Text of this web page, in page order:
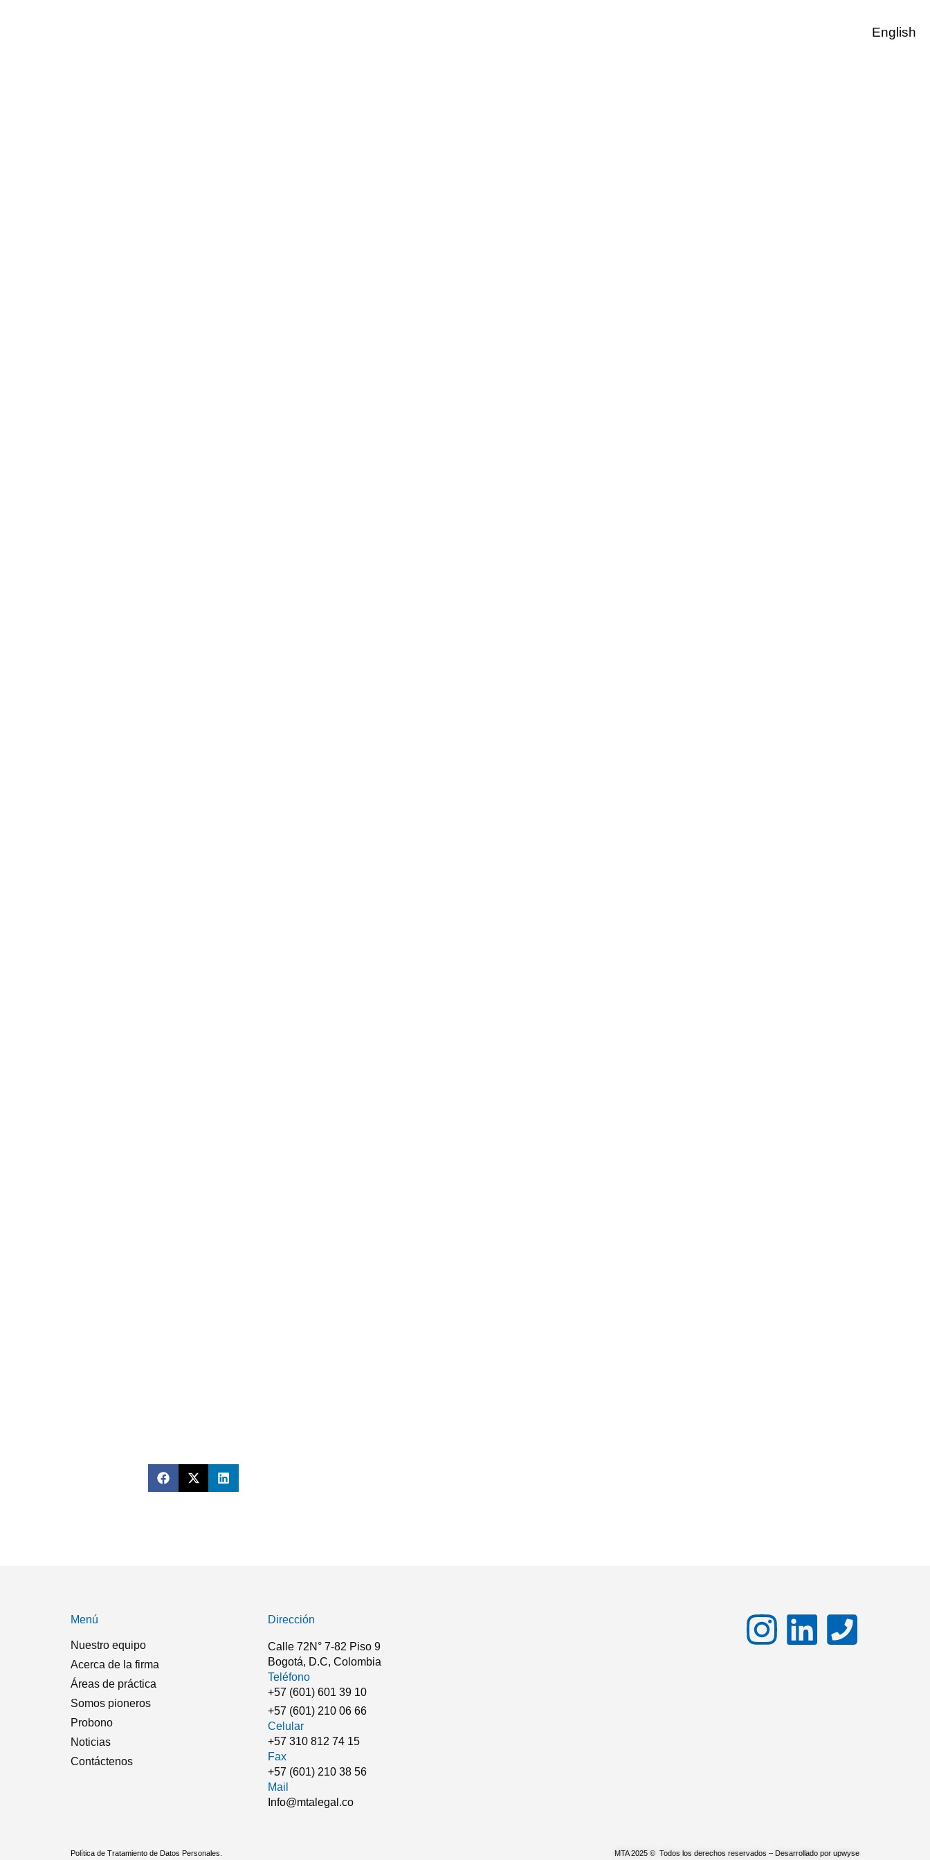
English
Menú
Nuestro equipo
Acerca de la firma
Áreas de práctica
Somos pioneros
Probono
Noticias
Contáctenos
Dirección
Calle 72N° 7-82 Piso 9
Bogotá, D.C, Colombia
Teléfono
+57 (601) 601 39 10
+57 (601) 210 06 66
Celular
+57 310 812 74 15
Fax
+57 (601) 210 38 56
Mail
Info@mtalegal.co
Política de Tratamiento de Datos Personales. MTA 2025 © Todos los derechos reservados – Desarrollado por upwyse